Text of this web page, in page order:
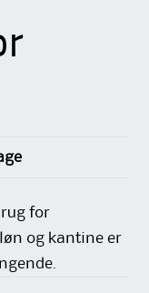
for
og kantine er